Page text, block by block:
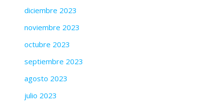
diciembre 2023
noviembre 2023
octubre 2023
septiembre 2023
agosto 2023
julio 2023